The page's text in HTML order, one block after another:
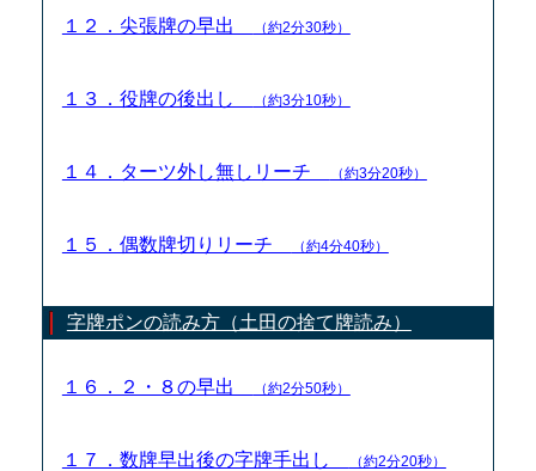
１２．尖張牌の早出 （約2分30秒）
１３．役牌の後出し （約3分10秒）
１４．ターツ外し無しリーチ （約3分20秒）
１５．偶数牌切りリーチ （約4分40秒）
字牌ポンの読み方（土田の捨て牌読み）
１６．２・８の早出 （約2分50秒）
１７．数牌早出後の字牌手出し （約2分20秒）